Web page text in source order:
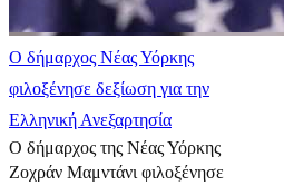
Ο δήμαρχος Νέας Υόρκης
φιλοξένησε δεξίωση για την
Ελληνική Ανεξαρτησία
Ο δήμαρχος της Νέας Υόρκης
Ζοχράν Μαμντάνι φιλοξένησε